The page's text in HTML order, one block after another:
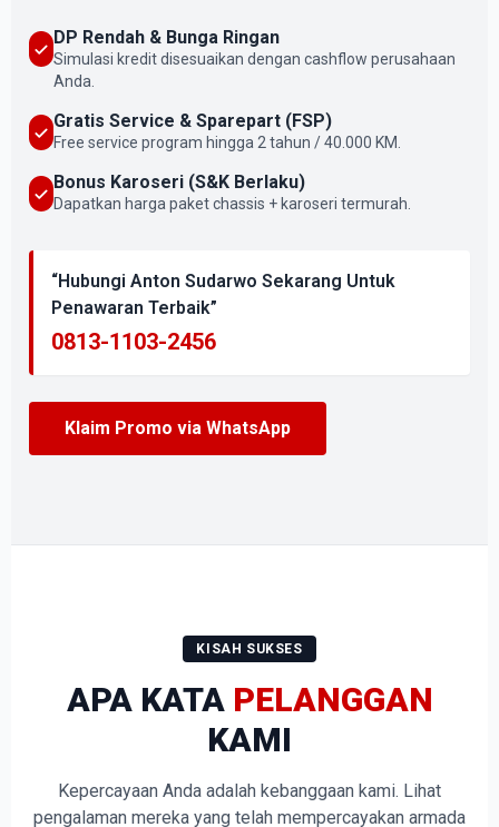
DP Rendah & Bunga Ringan
Simulasi kredit disesuaikan dengan cashflow perusahaan
Anda.
Gratis Service & Sparepart (FSP)
Free service program hingga 2 tahun / 40.000 KM.
Bonus Karoseri (S&K Berlaku)
Dapatkan harga paket chassis + karoseri termurah.
“Hubungi Anton Sudarwo Sekarang Untuk
Penawaran Terbaik”
0813-1103-2456
Klaim Promo via WhatsApp
KISAH SUKSES
APA KATA PELANGGAN
KAMI
Kepercayaan Anda adalah kebanggaan kami. Lihat
pengalaman mereka yang telah mempercayakan armada